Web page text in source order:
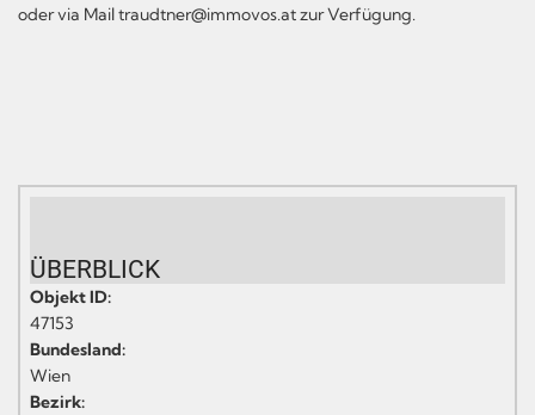
oder via Mail traudtner@immovos.at zur Verfügung.
ÜBERBLICK
Objekt ID:
47153
Bundesland:
Wien
Bezirk: